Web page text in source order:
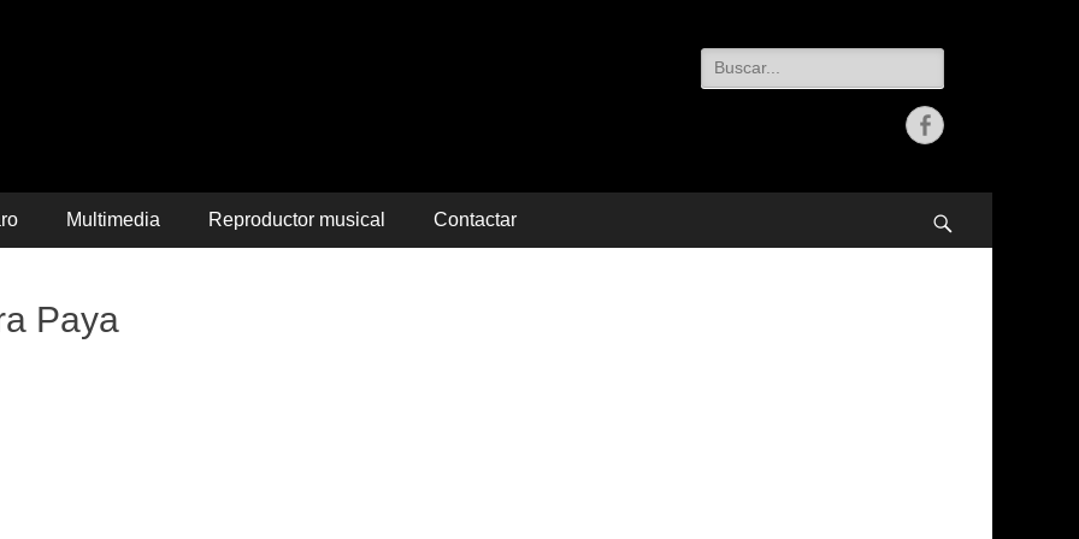
Buscar:
Facebook
Multimedia Reproductor musical Contactar
Paya